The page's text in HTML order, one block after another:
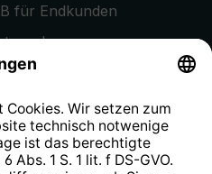
für Endkunden